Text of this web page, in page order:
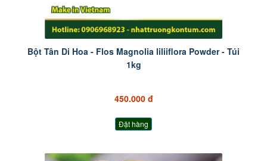
Bột Tân Di Hoa - Flos Magnolia liliiflora Powder - Túi
1kg
450.000 đ
Đặt hàng